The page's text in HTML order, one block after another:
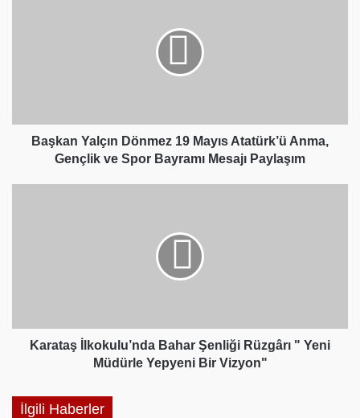
ve
Spor
Bayramı
Başkan Yalçın Dönmez 19 Mayıs Atatürk’ü Anma,
Gençlik ve Spor Bayramı Mesajı Paylaşım
Yepyeni
Karataş İlkokulu’nda Bahar Şenliği Rüzgârı " Yeni
Müdürle Yepyeni Bir Vizyon"
İlgili Haberler